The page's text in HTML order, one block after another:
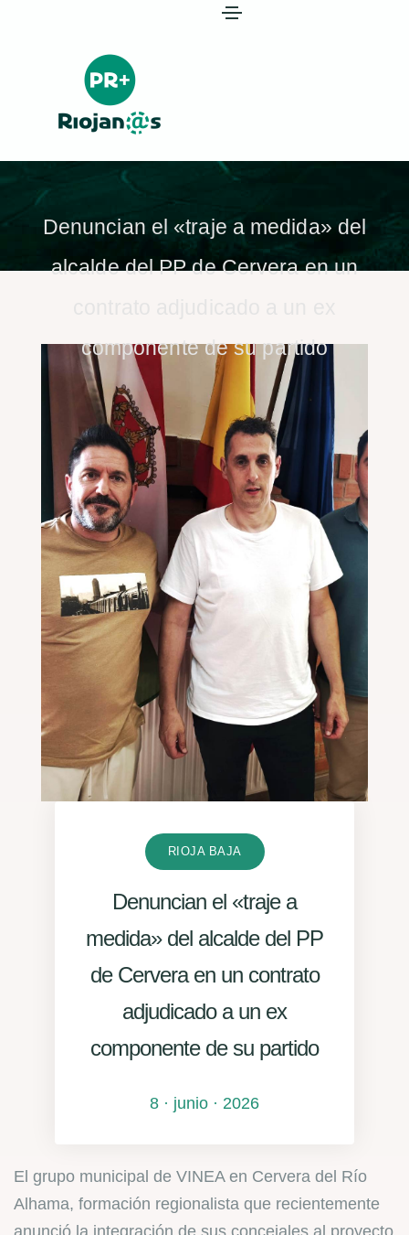
Denuncian el «traje a medida» del
alcalde del PP de Cervera en un
componente de su partido
RIOJA BAJA
Denuncian el «traje a
medida» del alcalde del PP
de Cervera en un contrato
adjudicado a un ex
componente de su partido
8 · junio · 2026
El grupo municipal de VINEA en Cervera del Río
Alhama, formación regionalista que recientemente
anunció la integración de sus concejales al proyecto